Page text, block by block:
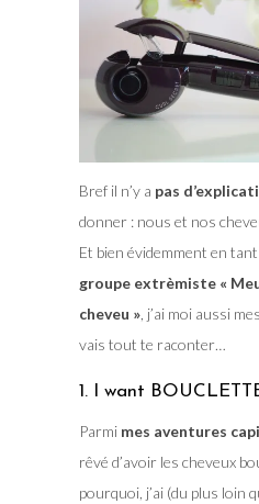
Bref il n’y a pas
donner : nous et nos
Et bien évidemment en
groupe extrèmiste «
cheveu », j’ai moi aussi
vais tout te raconter…
1. I want
Parmi mes aventures
rêvé d’avoir les cheveux
pourquoi, j’ai (du plus loin